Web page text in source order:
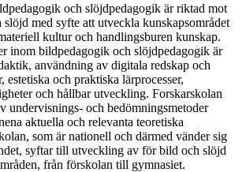
och slöjdpedagogik är riktad mot
med syfte att utveckla kunskapsområdet
kultur och handlingsburen kunskap.
inom bildpedagogik och slöjdpedagogik är
användning av digitala redskap och
estetiska och praktiska lärprocesser,
och hållbar utveckling. Forskarskolan
undervisnings- och bedömningsmetoder
aktuella och relevanta teoretiska
som är nationell och därmed vänder sig
syftar till utveckling av för bild och slöjd
från förskolan till gymnasiet.